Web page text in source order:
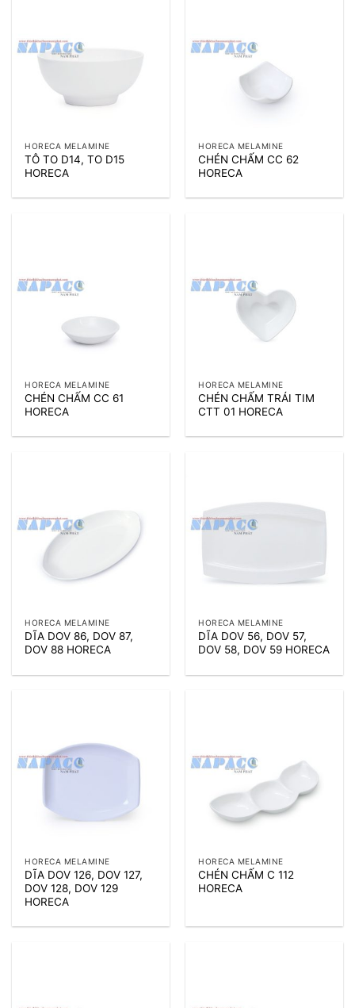
HORECA MELAMINE
TÔ TO D14, TO D15
HORECA
HORECA MELAMINE
CHÉN CHẤM CC 62
HORECA
HORECA MELAMINE
CHÉN CHẤM CC 61
HORECA
HORECA MELAMINE
CHÉN CHẤM TRÁI TIM
CTT 01 HORECA
HORECA MELAMINE
DĨA DOV 86, DOV 87,
DOV 88 HORECA
HORECA MELAMINE
DĨA DOV 56, DOV 57,
DOV 58, DOV 59 HORECA
HORECA MELAMINE
DĨA DOV 126, DOV 127,
DOV 128, DOV 129
HORECA
HORECA MELAMINE
CHÉN CHẤM C 112
HORECA